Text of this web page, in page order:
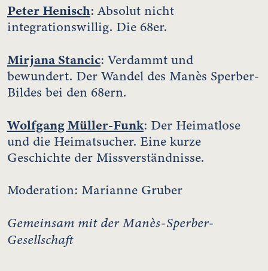
Peter Henisch: Absolut nicht
integrationswillig. Die 68er.
Mirjana Stancic: Verdammt und
bewundert. Der Wandel des Manès Sperber-
Bildes bei den 68ern.
Wolfgang Müller-Funk: Der Heimatlose
und die Heimatsucher. Eine kurze
Geschichte der Missverständnisse.
Moderation: Marianne Gruber
Gemeinsam mit der Manès-Sperber-
Gesellschaft